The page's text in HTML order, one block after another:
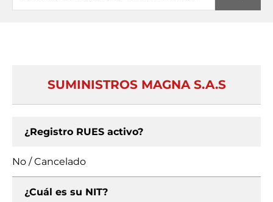
SUMINISTROS MAGNA S.A.S
¿Registro RUES activo?
No / Cancelado
¿Cuál es su NIT?